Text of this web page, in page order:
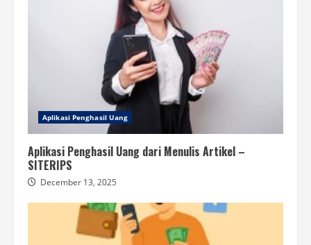
Aplikasi Penghasil Uang
Aplikasi Penghasil Uang dari Menulis Artikel –
SITERIPS
December 13, 2025